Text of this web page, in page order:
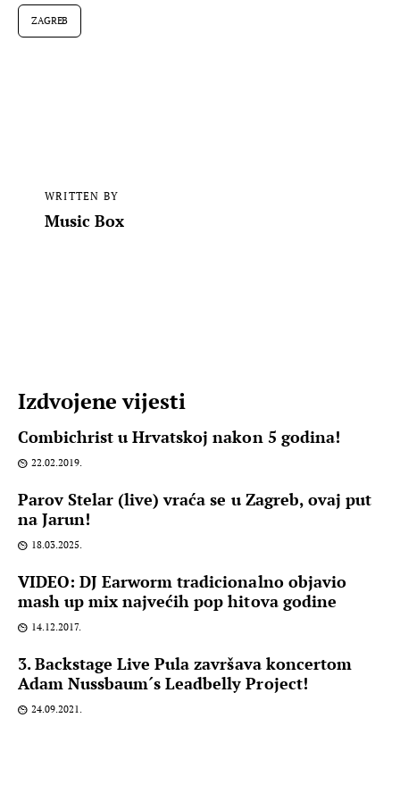
ZAGREB
WRITTEN BY
Music Box
Izdvojene vijesti
Combichrist u Hrvatskoj nakon 5 godina!
22.02.2019.
Parov Stelar (live) vraća se u Zagreb, ovaj put
na Jarun!
18.03.2025.
VIDEO: DJ Earworm tradicionalno objavio
mash up mix najvećih pop hitova godine
14.12.2017.
3. Backstage Live Pula završava koncertom
Adam Nussbaum´s Leadbelly Project!
24.09.2021.